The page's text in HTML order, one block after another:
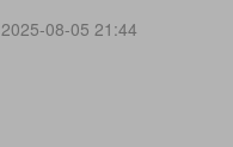
2025-08-05 21:44